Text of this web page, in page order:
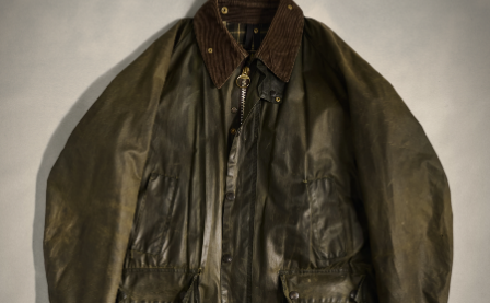
Som forventet
NIELS B KØBTE PÅ CAREOFCARL.DK
Flott veske. Den er større enn jeg trodde. Lite
rom for organisering inne i vesken. Kun to
rom. Lurt å sjekke opp først.
KØBTE PÅ CAREOFCARL.NO